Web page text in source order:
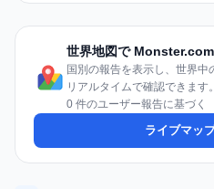
世界地図で
国別の報告を表示し、世界
リアルタイムで確認できま
0 件のユーザー報告に基づく
ライブマッ